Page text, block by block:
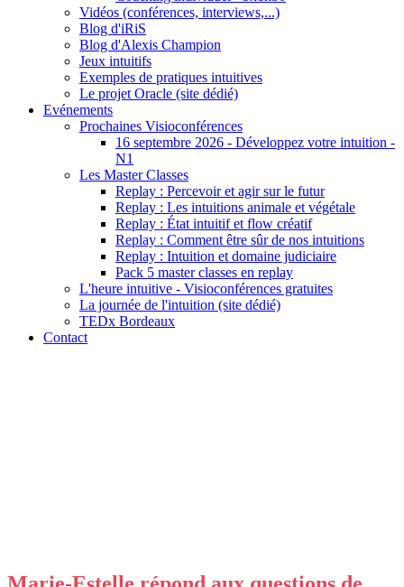
Vidéos (conférences, interviews,...)
Blog d'iRiS
Blog d'Alexis Champion
Jeux intuitifs
Exemples de pratiques intuitives
Le projet Oracle (site dédié)
Evénements
Prochaines Visioconférences
16 septembre 2026 - Développez votre intuition -
N1
Les Master Classes
Replay : Percevoir et agir sur le futur
Replay : Les intuitions animale et végétale
Replay : État intuitif et flow créatif
Replay : Comment être sûr de nos intuitions
Replay : Intuition et domaine judiciaire
Pack 5 master classes en replay
L'heure intuitive - Visioconférences gratuites
La journée de l'intuition (site dédié)
TEDx Bordeaux
Contact